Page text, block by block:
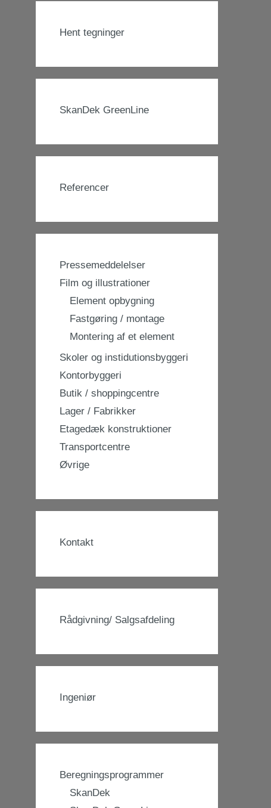
Hent tegninger
SkanDek GreenLine
Referencer
Pressemeddelelser
Film og illustrationer
Element opbygning
Fastgøring / montage
Montering af et element
Skoler og instidutionsbyggeri
Kontorbyggeri
Butik / shoppingcentre
Lager / Fabrikker
Etagedæk konstruktioner
Transportcentre
Øvrige
Kontakt
Rådgivning/ Salgsafdeling
Ingeniør
Beregningsprogrammer
SkanDek